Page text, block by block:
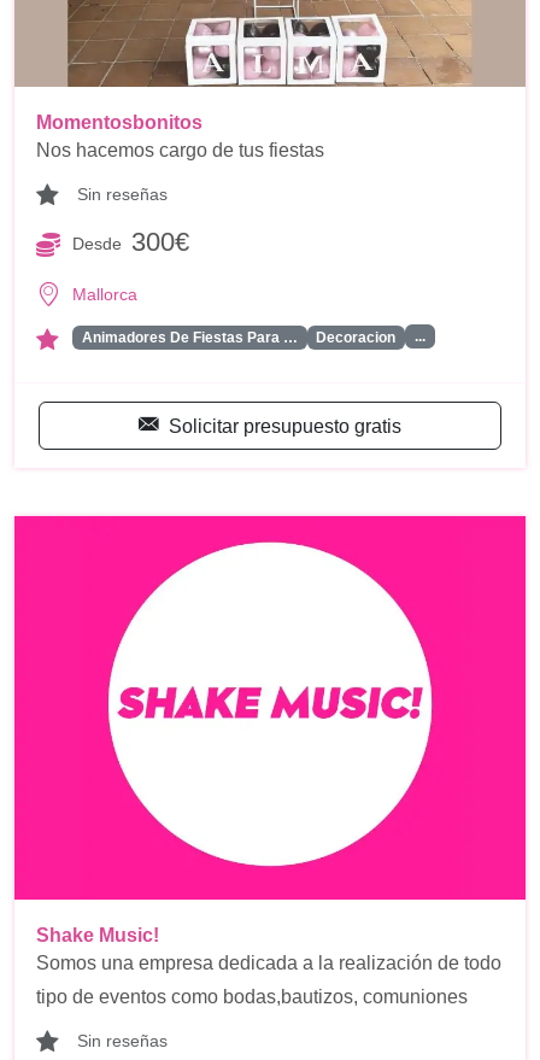
Momentosbonitos
Nos hacemos cargo de tus fiestas
Sin reseñas
Desde 300€
Mallorca
Animadores De Fiestas Para … Decoracion ...
Solicitar presupuesto gratis
Shake Music!
Somos una empresa dedicada a la realización de todo
tipo de eventos como bodas,bautizos, comuniones
Sin reseñas